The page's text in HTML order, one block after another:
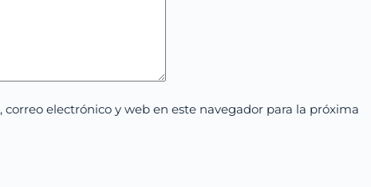
electrónico y web en este navegador para la próxima